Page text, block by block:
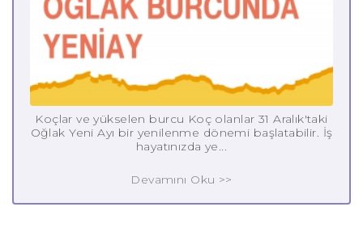
Koçlar ve yükselen burcu Koç olanlar 31 Aralık'taki
Oğlak Yeni Ayı bir yenilenme dönemi başlatabilir. İş
hayatınızda ye...
Devamını Oku >>